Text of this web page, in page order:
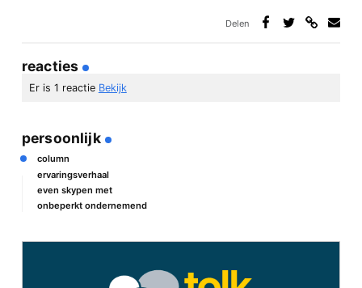
Delen
reacties
Er is 1 reactie Bekijk
Wat een treurig bericht, heel veel sterkte
persoonlijk
column
ervaringsverhaal
even skypen met
onbeperkt ondernemend